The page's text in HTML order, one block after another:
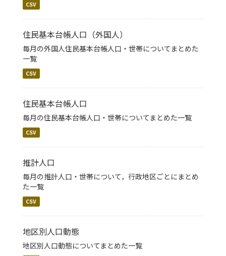
CSV
住民基本台帳人口（外国人）
毎月の外国人住民基本台帳人口・世帯についてまとめた
一覧
CSV
住民基本台帳人口
毎月の住民基本台帳人口・世帯についてまとめた一覧
CSV
推計人口
毎月の推計人口・世帯について，行政地区ごとにまとめ
た一覧
CSV
地区別人口動態
地区別人口動態についてまとめた一覧